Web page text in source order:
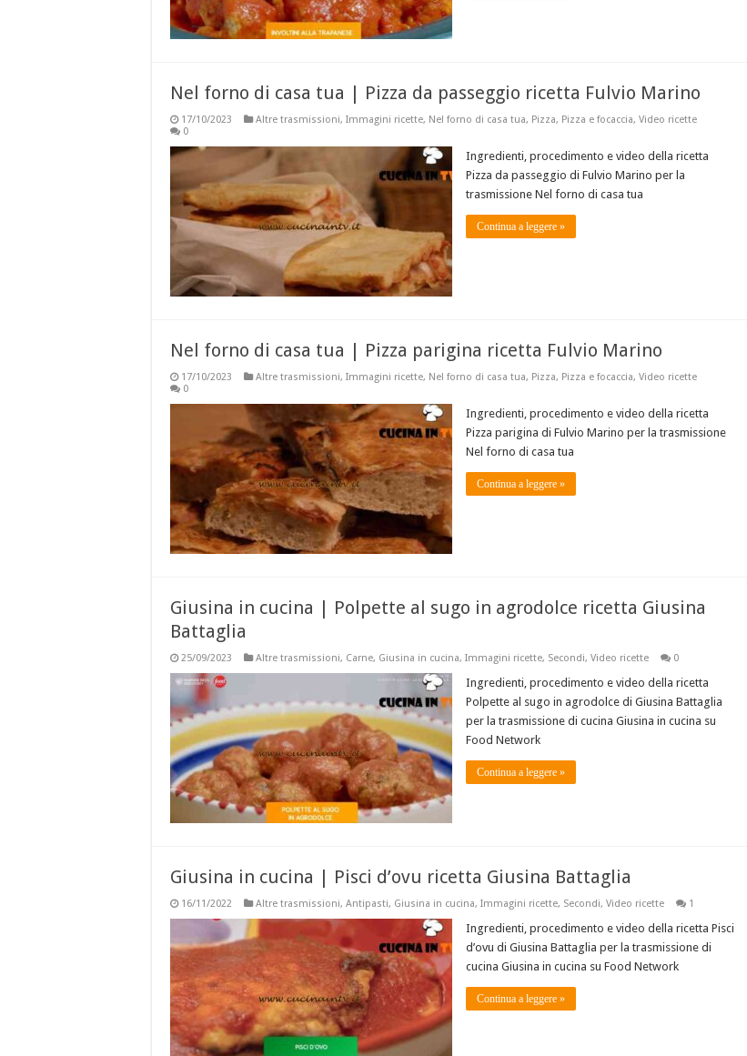
Nel forno di casa tua | Pizza da passeggio ricetta Fulvio Marino
17/10/2023 Altre trasmissioni, Immagini ricette, Nel forno di casa tua, Pizza, Pizza e focaccia, Video ricette
0
Ingredienti, procedimento e video della ricetta
Pizza da passeggio di Fulvio Marino per la
trasmissione Nel forno di casa tua
Continua a leggere »
Nel forno di casa tua | Pizza parigina ricetta Fulvio Marino
17/10/2023 Altre trasmissioni, Immagini ricette, Nel forno di casa tua, Pizza, Pizza e focaccia, Video ricette
0
Ingredienti, procedimento e video della ricetta
Pizza parigina di Fulvio Marino per la trasmissione
Nel forno di casa tua
Continua a leggere »
Giusina in cucina | Polpette al sugo in agrodolce ricetta Giusina
Battaglia
25/09/2023 Altre trasmissioni, Carne, Giusina in cucina, Immagini ricette, Secondi, Video ricette 0
Ingredienti, procedimento e video della ricetta
Polpette al sugo in agrodolce di Giusina Battaglia
per la trasmissione di cucina Giusina in cucina su
Food Network
Continua a leggere »
Giusina in cucina | Pisci d’ovu ricetta Giusina Battaglia
16/11/2022 Altre trasmissioni, Antipasti, Giusina in cucina, Immagini ricette, Secondi, Video ricette 1
Ingredienti, procedimento e video della ricetta Pisci
d’ovu di Giusina Battaglia per la trasmissione di
cucina Giusina in cucina su Food Network
Continua a leggere »